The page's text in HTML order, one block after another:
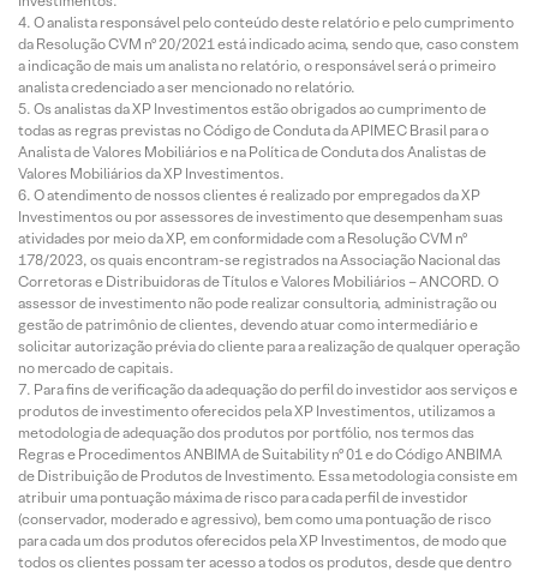
O analista responsável pelo conteúdo deste relatório e pelo cumprimento
da Resolução CVM nº 20/2021 está indicado acima, sendo que, caso constem
a indicação de mais um analista no relatório, o responsável será o primeiro
analista credenciado a ser mencionado no relatório.
Os analistas da XP Investimentos estão obrigados ao cumprimento de
todas as regras previstas no Código de Conduta da APIMEC Brasil para o
Analista de Valores Mobiliários e na Política de Conduta dos Analistas de
Valores Mobiliários da XP Investimentos.
O atendimento de nossos clientes é realizado por empregados da XP
Investimentos ou por assessores de investimento que desempenham suas
atividades por meio da XP, em conformidade com a Resolução CVM nº
178/2023, os quais encontram-se registrados na Associação Nacional das
Corretoras e Distribuidoras de Títulos e Valores Mobiliários – ANCORD. O
assessor de investimento não pode realizar consultoria, administração ou
gestão de patrimônio de clientes, devendo atuar como intermediário e
solicitar autorização prévia do cliente para a realização de qualquer operação
no mercado de capitais.
Para fins de verificação da adequação do perfil do investidor aos serviços e
produtos de investimento oferecidos pela XP Investimentos, utilizamos a
metodologia de adequação dos produtos por portfólio, nos termos das
Regras e Procedimentos ANBIMA de Suitability nº 01 e do Código ANBIMA
de Distribuição de Produtos de Investimento. Essa metodologia consiste em
atribuir uma pontuação máxima de risco para cada perfil de investidor
(conservador, moderado e agressivo), bem como uma pontuação de risco
para cada um dos produtos oferecidos pela XP Investimentos, de modo que
todos os clientes possam ter acesso a todos os produtos, desde que dentro